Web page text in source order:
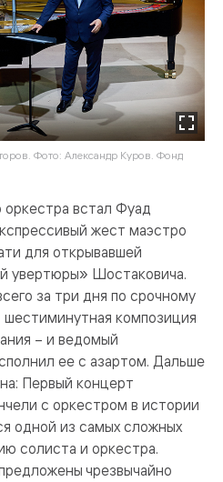
Фото: Александр Куров. Фонд
оркестра встал Фуад
жест маэстро
для открывавшей
увертюры» Шостаковича.
за три дня по срочному
шестиминутная композиция
– и ведомый
ее с азартом. Дальше
Первый концерт
с оркестром в истории
одной из самых сложных
солиста и оркестра.
чрезвычайно